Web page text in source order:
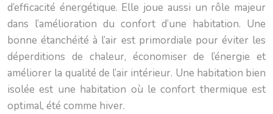
d’efficacité énergétique. Elle joue aussi un rôle majeur
dans l’amélioration du confort d’une habitation. Une
bonne étanchéité à l’air est primordiale pour éviter les
déperditions de chaleur, économiser de l’énergie et
améliorer la qualité de l’air intérieur. Une habitation bien
isolée est une habitation où le confort thermique est
optimal, été comme hiver.